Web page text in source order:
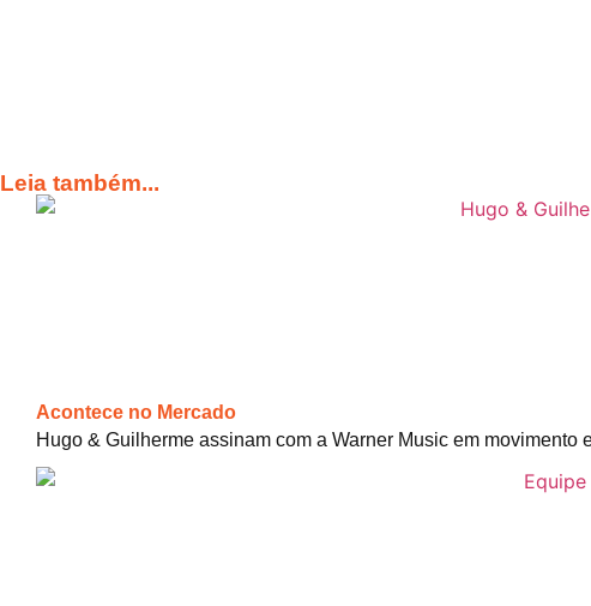
Leia também...
Acontece no Mercado
Hugo & Guilherme assinam com a Warner Music em movimento